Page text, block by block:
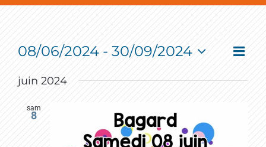
Event
Liste
08/06/2024 - 30/09/2024
Select
date.
juin 2024
sam
8